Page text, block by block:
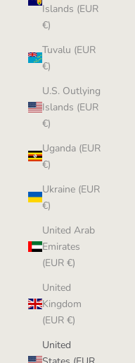
Islands (EUR
€)
Tuvalu (EUR
€)
U.S. Outlying
Islands (EUR
€)
Uganda (EUR
€)
Ukraine (EUR
€)
United Arab
Emirates
(EUR €)
United
Kingdom
(EUR €)
United